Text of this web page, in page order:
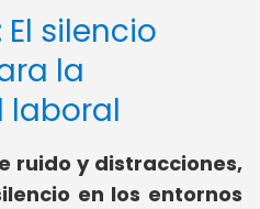
silencio
la
laboral
ruido y distracciones,
en los entornos